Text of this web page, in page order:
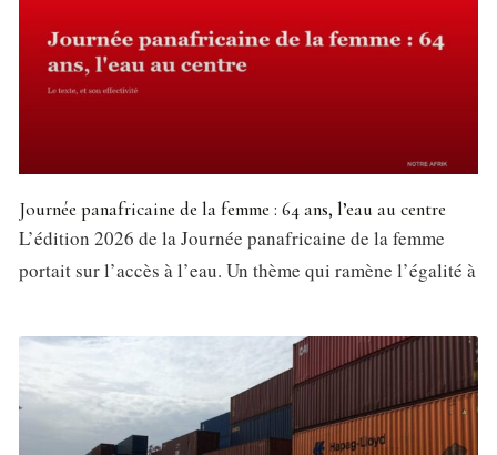
Journée panafricaine de la femme : 64 ans, l’eau au centre
L’édition 2026 de la Journée panafricaine de la femme
portait sur l’accès à l’eau. Un thème qui ramène l’égalité à